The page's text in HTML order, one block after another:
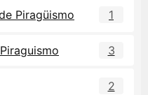
Piragüismo 1
3
2